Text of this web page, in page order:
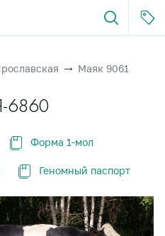
Маяк 9061
6860
Форма 1-мол
Геномный паспорт